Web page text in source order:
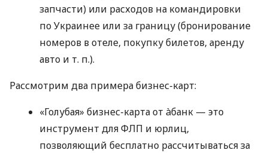
запчасти) или расходов на командировки
по Украинее или за границу (бронирование
номеров в отеле, покупку билетов, аренду
авто и т. п.).
Рассмотрим два примера бизнес-карт:
«Голубая» бизнес-карта от àбанк — это
инструмент для ФЛП и юрлиц,
позволяющий бесплатно рассчитываться за